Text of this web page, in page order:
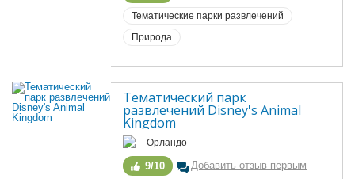
Тематические парки развлечений
Природа
Тематический парк
развлечений Disney's Animal
Kingdom
Орландо
9/10 Добавить отзыв первым